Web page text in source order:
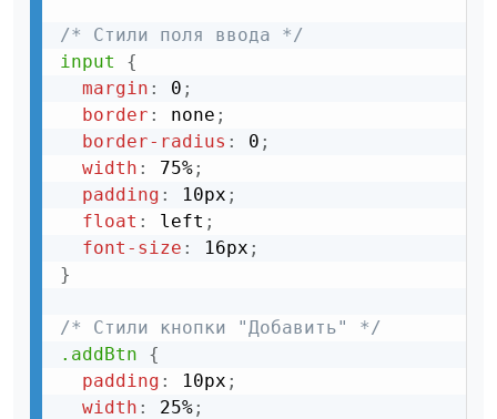
/* Стили поля ввода */
input
{
margin : 0 ;
border : none ;
border-radius : 0 ;
width : 75%;
padding : 10px ;
float : left ;
font-size : 16px ;
}
/* Стили кнопки "Добавить" */
.addBtn
{
padding : 10px ;
width : 25%;